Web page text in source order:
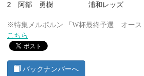
2 阿部 勇樹 浦和レッズ
※特集メルボルン 「W杯最終予選 オース
こちら
バックナンバーへ